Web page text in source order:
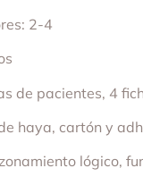
2-4
de pacientes, 4
haya, cartón y
lógico,